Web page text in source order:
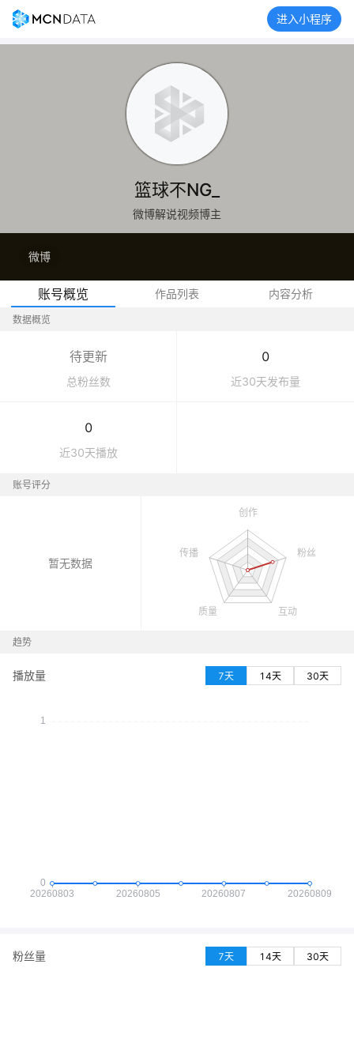
进入小程序
篮球不NG_
微博解说视频博主
微博
账号概览 作品列表 内容分析
数据概览
待更新
总粉丝数
0
近30天发布量
0
近30天播放
账号评分
暂无数据
趋势
播放量 7天 14天 30天
粉丝量 7天 14天 30天